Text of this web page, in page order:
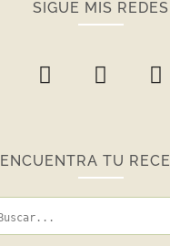
SIGUE MIS REDES
ENCUENTRA TU